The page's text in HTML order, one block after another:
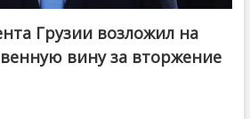
Грузии возложил на
вину за вторжение